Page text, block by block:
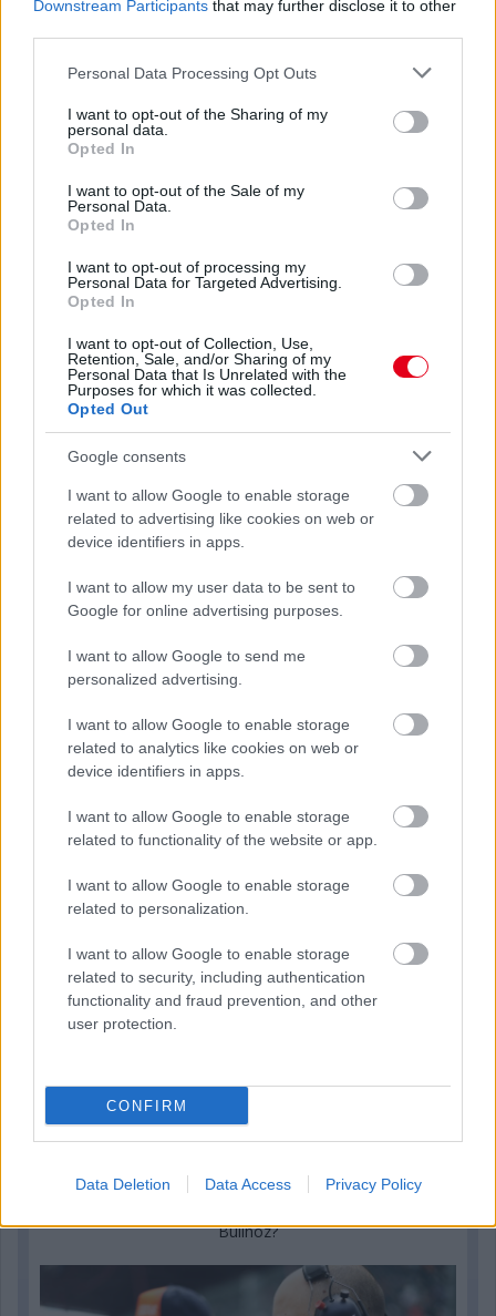
Downstream Participants that may further disclose it to other
Please note that this website/app uses one or more Google
not limited to your visit or usage behaviour. You may click to
grant or deny consent to Google and its third-party tags to
use your data for below specified purposes in below Google
consent section.
Personal Data Processing Opt Outs
I want to opt-out of the Sharing of my
personal data.
Opted In
I want to opt-out of the Sale of my
Personal Data.
Opted In
I want to opt-out of processing my
Personal Data for Targeted Advertising.
Opted In
I want to opt-out of Collection, Use,
Retention, Sale, and/or Sharing of my
Personal Data that Is Unrelated with the
Purposes for which it was collected.
Opted Out
Google consents
I want to allow Google to enable storage
related to advertising like cookies on web or
device identifiers in apps.
I want to allow my user data to be sent to
Google for online advertising purposes.
I want to allow Google to send me
personalized advertising.
I want to allow Google to enable storage
related to analytics like cookies on web or
device identifiers in apps.
I want to allow Google to enable storage
related to functionality of the website or app.
I want to allow Google to enable storage
related to personalization.
I want to allow Google to enable storage
related to security, including authentication
functionality and fraud prevention, and other
user protection.
CONFIRM
Data Deletion Data Access Privacy Policy
Az F1-es csapatok fejlesztései a Belga
Nagydíjra
F1Stat: A Ferrari 250. győzelme
Hallgasd meg a Formula Podcast
legfrissebb adását!
Kövess minket a Facebookon
Parc Fermé
Bullhoz?